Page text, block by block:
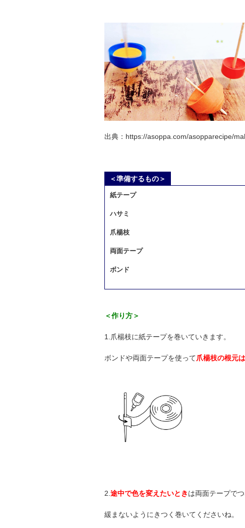
出典：https://asoppa.com/asopparecipe/
＜準備するもの＞
紙テープ
ハサミ
爪楊枝
両面テープ
ボンド
＜作り方＞
1.爪楊枝に紙テープを巻いていきます。
ボンドや両面テープを使って爪楊枝の根元
2. 途中で色を変えたいときは両面テープでつ
緩まないようにきつく巻いてくださいね。